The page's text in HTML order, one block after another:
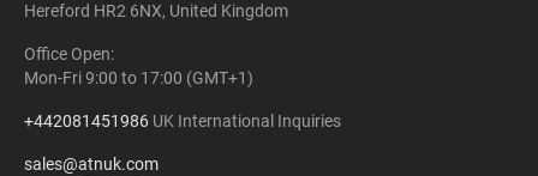
Hereford HR2 6NX, United Kingdom
Office Open:
Mon-Fri 9:00 to 17:00 (GMT+1)
+442081451986 UK International Inquiries
sales@atnuk.com